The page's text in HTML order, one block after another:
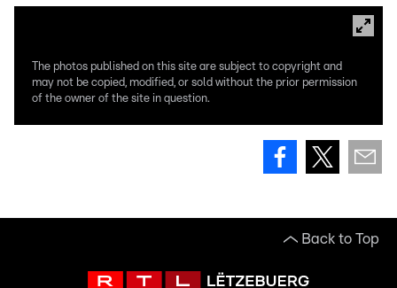
The photos published on this site are subject to copyright and
may not be copied, modified, or sold without the prior permission
of the owner of the site in question.
Back to Top